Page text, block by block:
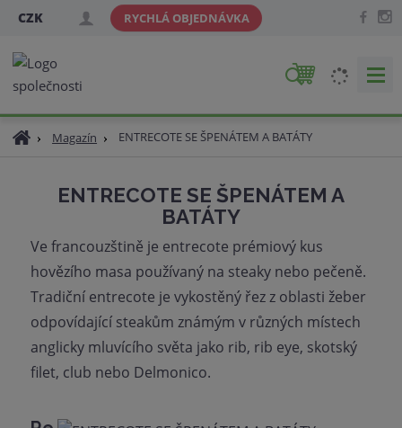
CZK RYCHLÁ OBJEDNÁVKA
V
h
l
d
a
Ú
s
t
r
a
Magazín ENTRECOTE SE ŠPENÁTEM A BATÁTY
ENTRECOTE SE ŠPENÁTEM A
BATÁTY
Ve francouzštině je entrecote prémiový kus
hovězího masa používaný na steaky nebo pečeně.
Tradiční entrecote je vykostěný řez z oblasti žeber
odpovídající steakům známým v různých místech
anglicky mluvícího světa jako rib, rib eye, skotský
filet, club nebo Delmonico.